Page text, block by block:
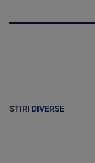
STIRI DIVERSE